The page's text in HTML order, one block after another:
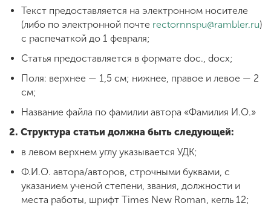
Международная
деятельность
Другие виды
деятельности
Студенческая жизнь
Сведения об
образовательной
организации
Текст предоставляется на электронном носителе
(либо по электронной почте rectornnspu@rambler.ru)
с распечаткой до 1 февраля;
Статья предоставляется в формате doc., docx;
Поля: верхнее — 1,5 см; нижнее, правое и левое — 2
см;
Название файла по фамилии автора «Фамилия И.О.»
2. Структура статьи должна быть следующей:
в левом верхнем углу указывается УДК;
Ф.И.О. автора/авторов, строчными буквами, с
указанием ученой степени, звания, должности и
места работы, шрифт Times New Roman, кегль 12;